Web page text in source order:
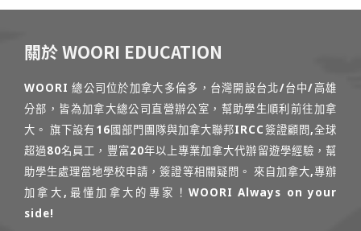
關於 WOORI EDUCATION
WOORI 總公司位於加拿大多倫多，台灣開設台北/台中/高雄
分部，皆為加拿大總公司直營辦公室，幫助學生順利前往加拿
大。 旗下設有16國部門團隊與加拿大聯邦IRCC簽證顧問,全球
超過80名員工，豐富20年以上專業加拿大代辦留遊學經驗，幫
助學生處理當地學校申請，簽證等相關疑問。 來自加拿大,專辦
加拿大,最懂加拿大的專家！WOORI Always on your
side!